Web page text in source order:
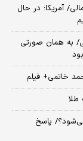
آمریکا: در حال
به همان صورتی
خاتمی+ فیلم
پاسخ